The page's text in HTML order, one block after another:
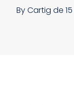
By Cartig de